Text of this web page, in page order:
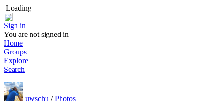
Loading
Sign in
You are not signed in
Home
Groups
Explore
Search
uwschu /Photos